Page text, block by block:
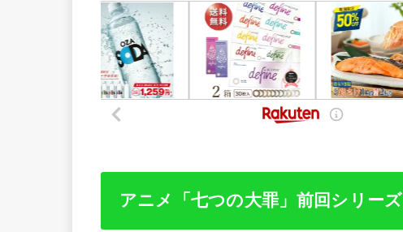
アニメ「七つの大罪」前回シリーズ